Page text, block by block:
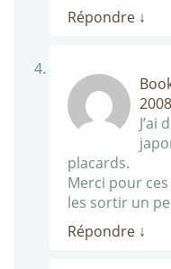
Répondre ↓
J’ai
placards.
Merci pour
les sortir un
Répondre ↓